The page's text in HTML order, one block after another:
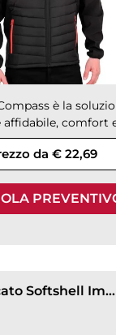
è la
comfort
da € 22,69
Compass Smanicato Softshell Imbottito Uomo, Antivento, Leggero